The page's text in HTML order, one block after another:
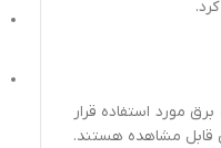
مورد استفاده قرار
قابل ‌مشاهده هستند.